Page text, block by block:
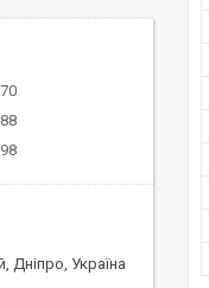
Дніпро, Україна